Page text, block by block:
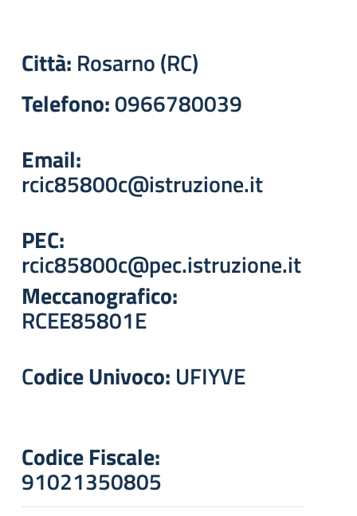
Città: Rosarno (RC)
Telefono:0966780039
Email:
rcic85800c@istruzione.it
PEC:
rcic85800c@pec.istruzione.it
Meccanografico:
RCEE85801E
Codice Univoco: UFIYVE
Codice Fiscale:
91021350805